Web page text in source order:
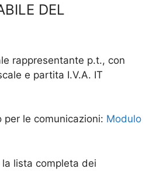
DEL
rappresentante p.t., con
e partita I.V.A. IT
le comunicazioni: Modulo
lista completa dei